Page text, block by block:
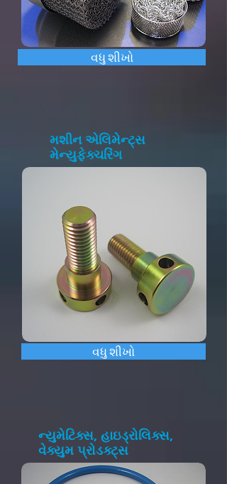
વધુ શીખો
મશીન એલિમેન્ટ્સ
મેન્યુફેક્ચરિંગ
વધુ શીખો
ન્યુમેટિક્સ, હાઇડ્રોલિક્સ,
વેક્યુમ પ્રોડક્ટ્સ